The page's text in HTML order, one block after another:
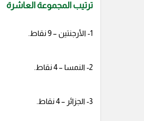
ترتيب المجموعة العاشرة
1- الأرجنتين – 9 نقاط.
2- النمسا – 4 نقاط.
3- الجزائر – 4 نقاط.